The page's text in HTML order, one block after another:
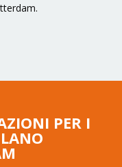
PER I